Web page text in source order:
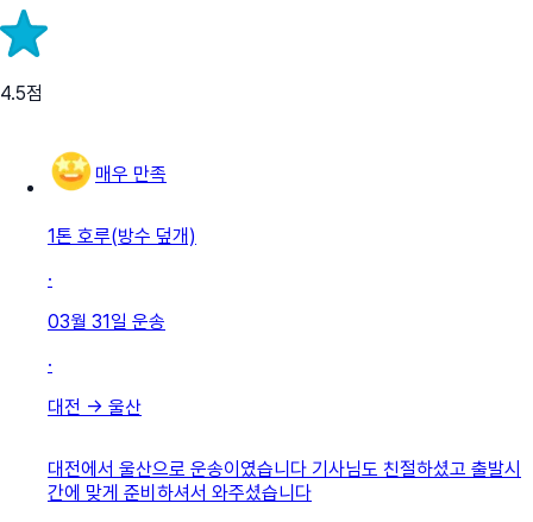
4.5점
매우 만족
1톤 호루(방수 덮개)
·
03월 31일 운송
·
대전 → 울산
대전에서 울산으로 운송이였습니다 기사님도 친절하셨고 출발시
간에 맞게 준비하셔서 와주셨습니다